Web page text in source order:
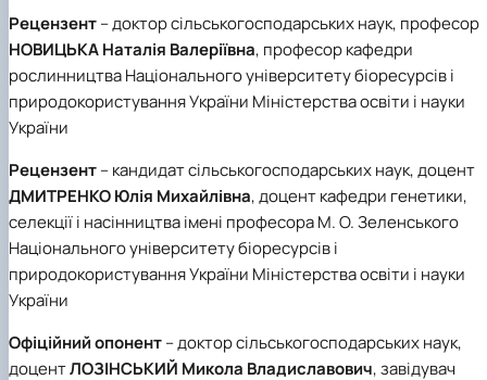
Рецензент– доктор сільськогосподарських наук, професор
НОВИЦЬКА Наталія Валеріївна, професор кафедри
рослинництва Національного університету біоресурсів і
природокористування України Міністерства освіти і науки
України
Рецензент– кандидат сільськогосподарських наук, доцент
ДМИТРЕНКО Юлія Михайлівна, доцент кафедри генетики,
селекції і насінництва імені професора М. О. Зеленського
Національного університету біоресурсів і
природокористування України Міністерства освіти і науки
України
Офіційний опонент– доктор сільськогосподарських наук,
доцентЛОЗІНСЬКИЙ Микола Владиславович, завідувач